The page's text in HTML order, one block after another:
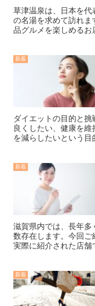
草津温泉は、日本を
の名湯を求めて訪れ
品グルメを楽しめる
新着
ダイエットの目的と
良くしたい、健康を
を減らしたいという
新着
滋賀県内では、長年
数存在します。今回
実際に紹介された店
新着